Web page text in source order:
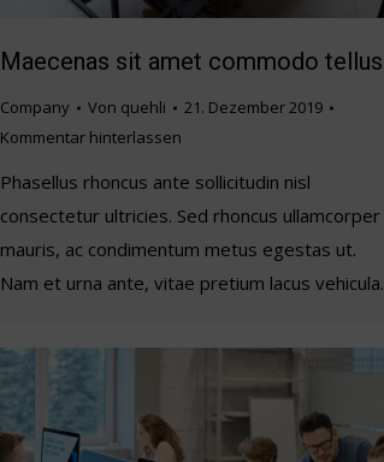
Maecenas sit amet commodo tellus
Company Von quehli
21. Dezember 2019
Kommentar hinterlassen
Phasellus rhoncus ante sollicitudin nisl
consectetur ultricies. Sed rhoncus ullamcorper
mauris, ac condimentum metus egestas ut.
Nam et urna ante, vitae pretium lacus vehicula.